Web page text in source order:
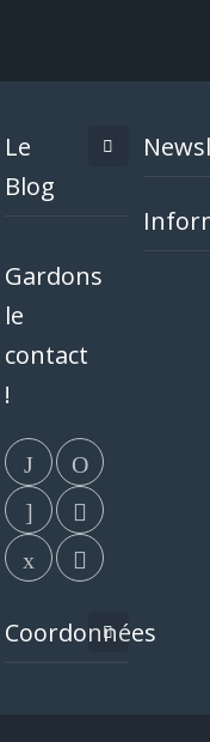
Le
Blog
Gardons
le
contact
!
Coordonnées